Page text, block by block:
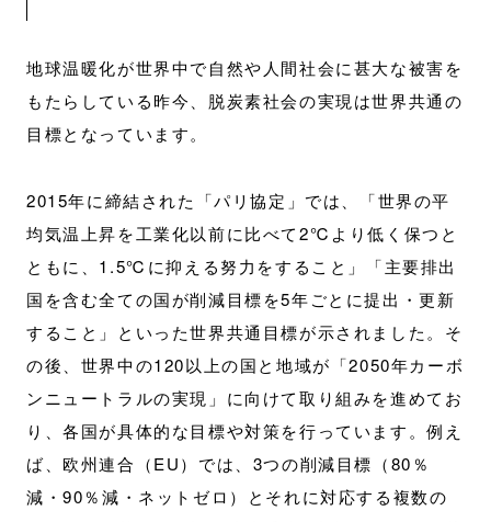
地球温暖化が世界中で自然や人間社会に甚大な被害を
もたらしている昨今、脱炭素社会の実現は世界共通の
目標となっています。
2015年に締結された「パリ協定」では、「世界の平
均気温上昇を工業化以前に比べて2℃より低く保つと
ともに、1.5℃に抑える努力をすること」「主要排出
国を含む全ての国が削減目標を5年ごとに提出・更新
すること」といった世界共通目標が示されました。そ
の後、世界中の120以上の国と地域が「2050年カーボ
ンニュートラルの実現」に向けて取り組みを進めてお
り、各国が具体的な目標や対策を行っています。例え
ば、欧州連合（EU）では、3つの削減目標（80％
減・90％減・ネットゼロ）とそれに対応する複数の